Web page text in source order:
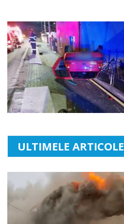
ULTIMELE ARTICOLE